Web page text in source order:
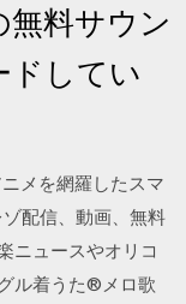
料サウン
ドしてい
メを網羅したスマ
配信、動画、無料
ニュースやオリコ
ル着うた®メロ歌